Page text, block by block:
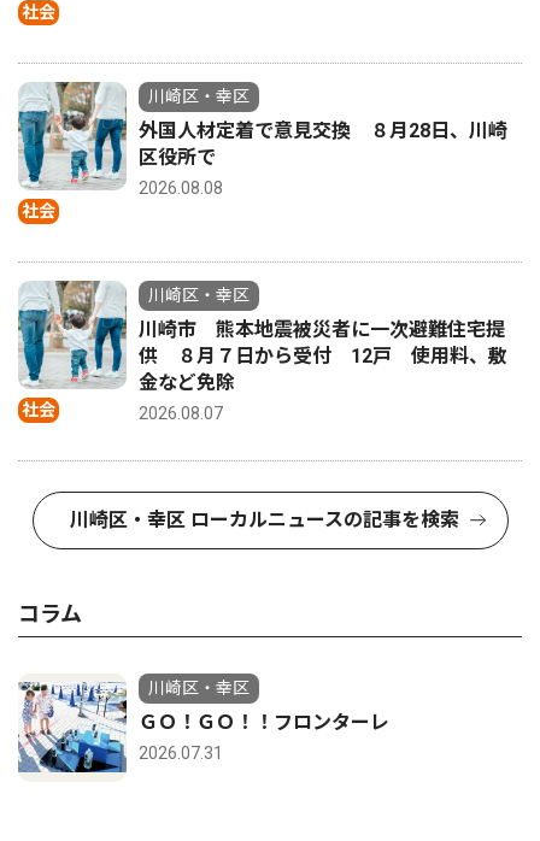
社会
社会
川崎区・幸区
外国人材定着で意見交換 ８月28日、川崎
区役所で
2026.08.08
社会
川崎区・幸区
川崎市 熊本地震被災者に一次避難住宅提
供 ８月７日から受付 12戸 使用料、敷
金など免除
2026.08.07
川崎区・幸区 ローカルニュースの記事を検索
コラム
川崎区・幸区
ＧＯ！ＧＯ！！フロンターレ
2026.07.31